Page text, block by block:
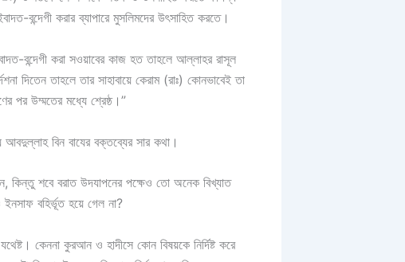
বন্দেগী করার ব্যাপারে মুসলিমদের উৎসাহিত করতে।
বন্দেগী করা সওয়াবের কাজ হত তাহলে আল্লাহর রাসূল
পর উম্মতের মধ্যে শ্রেষ্ঠ।”
বিন বাযের বক্তব্যের সার কথা।
কিন্তু শবে বরাত উদযাপনের পক্ষেও তো অনেক বিখ্যাত
বহির্ভূত হয়ে গেল না?
কেননা কুরআন ও হাদীসে কোন বিষয়কে নির্দিষ্ট করে